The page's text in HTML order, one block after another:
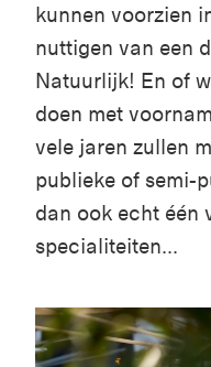
kunnen voorzien
nuttigen van een
Natuurlijk! En of
doen met
vele jaren zullen
publieke of semi-
dan ook echt één
specialiteiten...